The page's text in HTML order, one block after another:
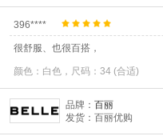
396****
很舒服、也很百搭，
颜色：白色，尺码：34 (合适)
品牌： 百丽
发货：百丽优购